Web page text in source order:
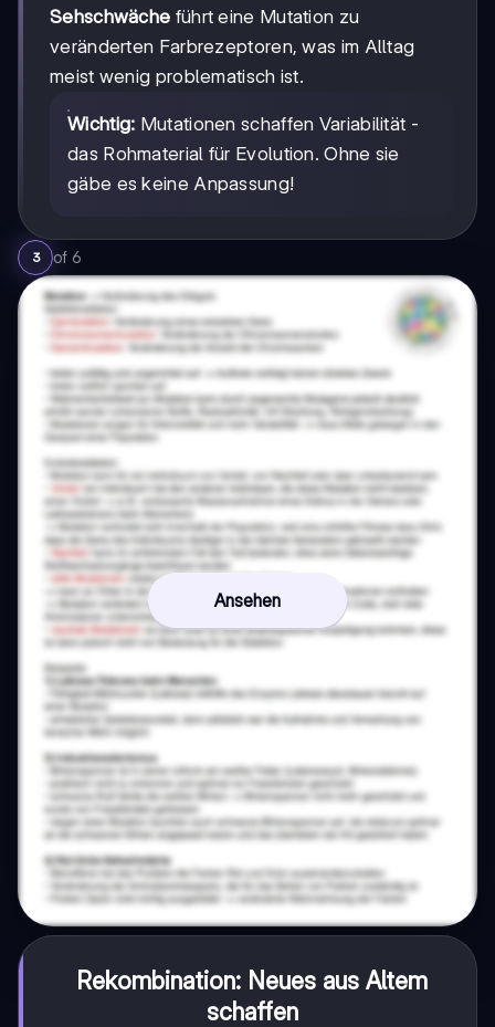
Sehschwäche führt eine Mutation zu
veränderten Farbrezeptoren, was im Alltag
meist wenig problematisch ist.
Wichtig: Mutationen schaffen Variabilität -
das Rohmaterial für Evolution. Ohne sie
gäbe es keine Anpassung!
3 of 6
Ansehen
Rekombination: Neues aus Altem
schaffen